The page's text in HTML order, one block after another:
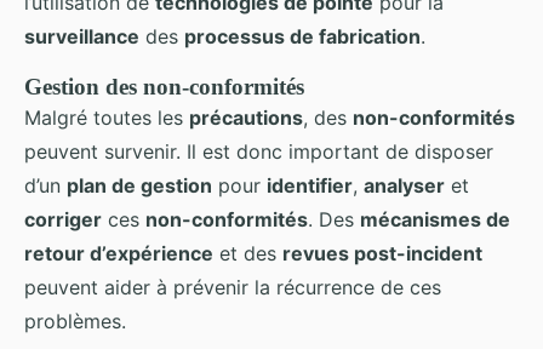
surveillance des processus de fabrication.
Gestion des non-conformités
Malgré toutes les précautions, des non-conformités
peuvent survenir. Il est donc important de disposer
d’un plan de gestion pour identifier, analyser et
corriger ces non-conformités. Des mécanismes de
retour d’expérience et des revues post-incident
peuvent aider à prévenir la récurrence de ces
problèmes.